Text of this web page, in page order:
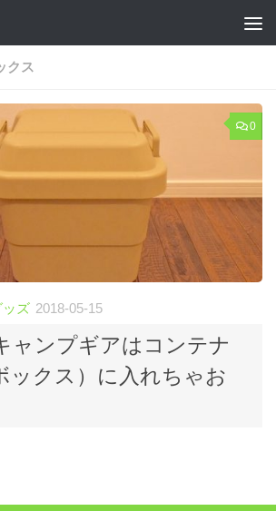
ップ
クス
0
ッズ 2018-05-15
ャンプギアはコンテナ
ックス）に入れちゃお